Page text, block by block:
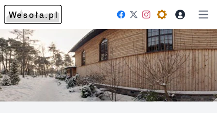
Facebook
TwitterInstagram
Open theme